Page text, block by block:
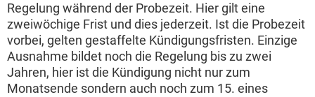
Regelung während der Probezeit. Hier gilt eine
zweiwöchige Frist und dies jederzeit. Ist die Probezeit
vorbei, gelten gestaffelte Kündigungsfristen. Einzige
Ausnahme bildet noch die Regelung bis zu zwei
Jahren, hier ist die Kündigung nicht nur zum
Monatsende sondern auch noch zum 15. eines